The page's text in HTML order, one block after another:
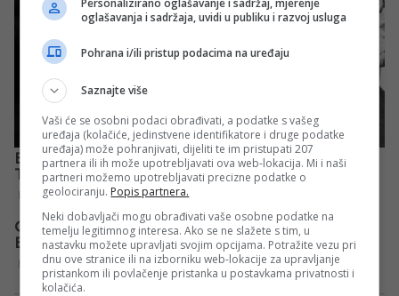
oglašavanja i sadržaja, uvidi u publiku i razvoj usluga
Pohrana i/ili pristup podacima na uređaju
Saznajte više
Vaši će se osobni podaci obrađivati, a podatke s vašeg
uređaja (kolačiće, jedinstvene identifikatore i druge podatke
uređaja) može pohranjivati, dijeliti te im pristupati 207
partnera ili ih može upotrebljavati ova web-lokacija. Mi i naši
partneri možemo upotrebljavati precizne podatke o
geolociranju. Popis partnera.
Neki dobavljači mogu obrađivati vaše osobne podatke na
temelju legitimnog interesa. Ako se ne slažete s tim, u
nastavku možete upravljati svojim opcijama. Potražite vezu pri
dnu ove stranice ili na izborniku web-lokacije za upravljanje
pristankom ili povlačenje pristanka u postavkama privatnosti i
kolačića.